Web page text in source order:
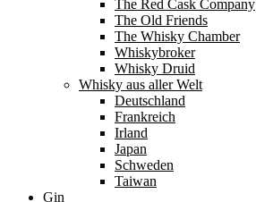
The Red Cask Company
The Old Friends
The Whisky Chamber
Whiskybroker
Whisky Druid
Whisky aus aller Welt
Deutschland
Frankreich
Irland
Japan
Schweden
Taiwan
Gin